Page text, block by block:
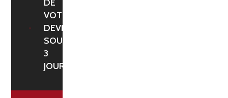
DE
VOTRE
DEVIS
SOUS
3
JOURS